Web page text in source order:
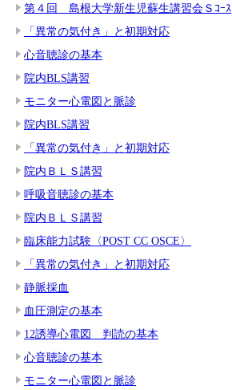
第４回 島根大学新生児蘇生講習会Ｓｺｰｽ
「異常の気付き」と初期対応
心音聴診の基本
院内BLS講習
モニター心電図と脈診
院内BLS講習
「異常の気付き」と初期対応
院内ＢＬＳ講習
呼吸音聴診の基本
院内ＢＬＳ講習
臨床能力試験〈POST CC OSCE〉
「異常の気付き」と初期対応
静脈採血
血圧測定の基本
12誘導心電図 判読の基本
心音聴診の基本
モニター心電図と脈診